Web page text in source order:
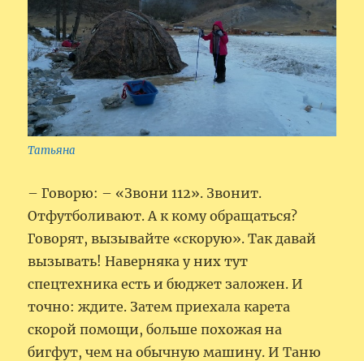
Татьяна
– Говорю: – «Звони 112». Звонит.
Отфутболивают. А к кому обращаться?
Говорят, вызывайте «скорую». Так давай
вызывать! Наверняка у них тут
спецтехника есть и бюджет заложен. И
точно: ждите. Затем приехала карета
скорой помощи, больше похожая на
бигфут, чем на обычную машину. И Таню